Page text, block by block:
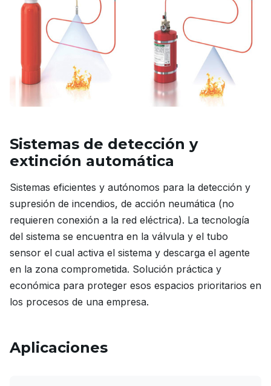
Sistemas de detección y
extinción automática
Sistemas eficientes y autónomos para la detección y
supresión de incendios, de acción neumática (no
requieren conexión a la red eléctrica). La tecnología
del sistema se encuentra en la válvula y el tubo
sensor el cual activa el sistema y descarga el agente
en la zona comprometida. Solución práctica y
económica para proteger esos espacios prioritarios en
los procesos de una empresa.
Aplicaciones